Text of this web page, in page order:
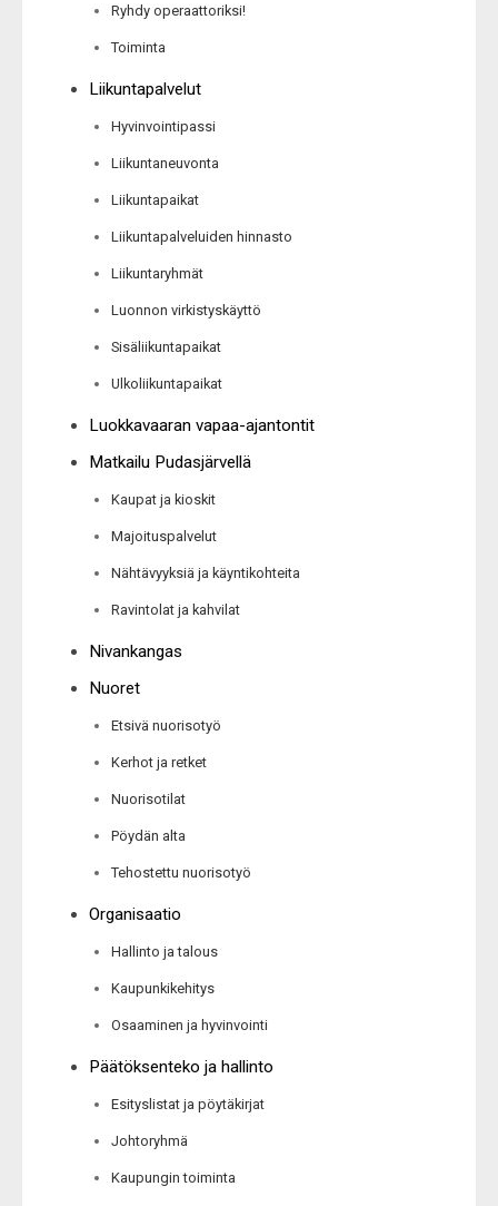
Ryhdy operaattoriksi!
Toiminta
Liikuntapalvelut
Hyvinvointipassi
Liikuntaneuvonta
Liikuntapaikat
Liikuntapalveluiden hinnasto
Liikuntaryhmät
Luonnon virkistyskäyttö
Sisäliikuntapaikat
Ulkoliikuntapaikat
Luokkavaaran vapaa-ajantontit
Matkailu Pudasjärvellä
Kaupat ja kioskit
Majoituspalvelut
Nähtävyyksiä ja käyntikohteita
Ravintolat ja kahvilat
Nivankangas
Nuoret
Etsivä nuorisotyö
Kerhot ja retket
Nuorisotilat
Pöydän alta
Tehostettu nuorisotyö
Organisaatio
Hallinto ja talous
Kaupunkikehitys
Osaaminen ja hyvinvointi
Päätöksenteko ja hallinto
Esityslistat ja pöytäkirjat
Johtoryhmä
Kaupungin toiminta